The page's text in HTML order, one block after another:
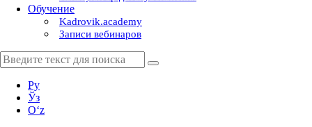
Обучение
Kadrovik.academy
Записи вебинаров
Ру
Ўз
Oʻz